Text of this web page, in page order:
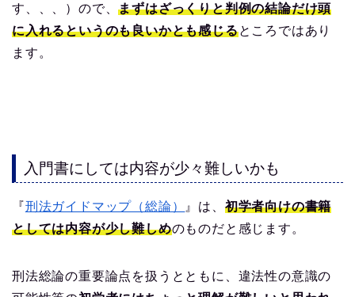
す、、、）ので、まずはざっくりと判例の結論だけ頭
に入れるというのも良いかとも感じるところではあり
ます。
入門書にしては内容が少々難しいかも
『刑法ガイドマップ（総論） 』は、 初学者向けの書籍
としては内容が少し難しめのものだと感じます。
刑法総論の重要論点を扱うとともに、違法性の意識の